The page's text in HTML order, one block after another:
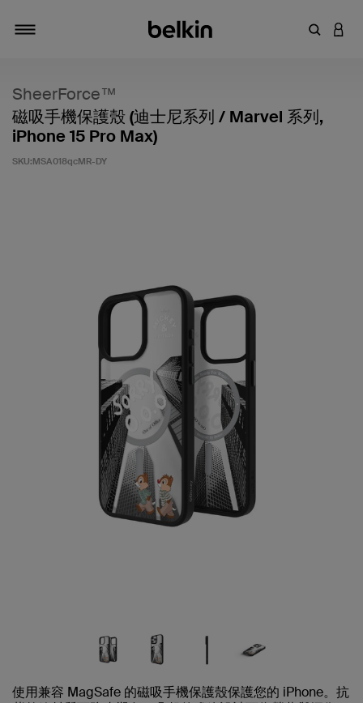
輸入關鍵
登入
SheerForce™
磁吸手機保護殼 (迪士尼系列 / Marvel 系列,
iPhone 15 Pro Max)
SKU:MSA018qcMR-DY
使用兼容 MagSafe 的磁吸手機保護殼保護您的 iPhone。抗